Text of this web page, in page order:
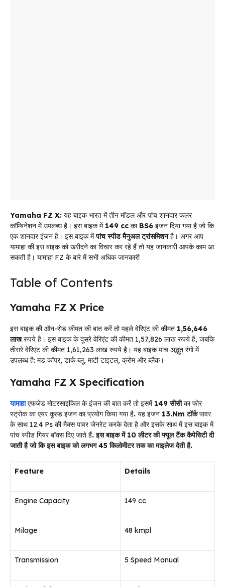
Yamaha FZ X: यह बाइक भारत में तीन मॉडल और पांच शानदार कलर
कॉम्बिनेशन में उपलब्ध है। इस बाइक में 149 cc का BS6 इंजन दिया गया है जो कि
एक शानदार इंजन है। इस बाइक मेंपांच स्पीड मैनुअल ट्रांसमिशनहै। अगर आप
यामाहा की इस बाइक को खरीदने का विचार कर रहे हैं तो यह जानकारी आपके काम आ
सकती है। यामाहा FZ के बारे में सभी अधिक जानकारी
Table of Contents
Yamaha FZ X Price
इस बाइक की ऑन-रोड कीमत की बात करें तो पहले वेरिएंट की कीमत 1,56,646
लाखरुपये है। इस बाइक के दूसरे वेरिएंट की कीमत 1,57,826 लाख रुपये है, जबकि
तीसरे वेरिएंट की कीमत 1,61,263 लाख रुपये है। यह बाइक पांच अद्भुत रंगों में
उपलब्ध है: मड कॉपर, डार्क ब्लू, माटी टाइटल, क्रोम और ब्लैक।
Yamaha FZ X Specification
यामाहाएफजेड मोटरसाइकिल के इंजन की बात करें तो इसमें 149 सीसीका फोर
स्ट्रोक का एयर कूल्ड इंजन का प्रयोग किया गया है. यह इंजन 13.Nm टॉर्कपावर
के साथ 12.4 Ps की मैक्स पावर जेनरेट करके देता है और इसके साथ में इस बाइक में
पांच स्पीड गियर बॉक्स दिए जाते हैं.इस बाइक में10लीटर की फ्यूल टैंक कैपेसिटी दी
जाती है जो कि इस बाइक को लगभग45किलोमीटर तक का माइलेज देती है.
Feature Details
Engine Capacity 149 cc
Milage 48 kmpl
Transmission 5 Speed Manual